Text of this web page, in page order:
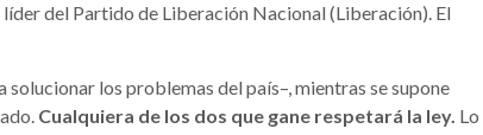
líder del Partido de Liberación Nacional (Liberación). El
solucionar los problemas del país–, mientras se supone
Cualquiera de los dos que gane respetará la ley. Lo